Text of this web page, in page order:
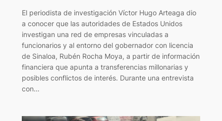
El periodista de investigación Víctor Hugo Arteaga dio
a conocer que las autoridades de Estados Unidos
investigan una red de empresas vinculadas a
funcionarios y al entorno del gobernador con licencia
de Sinaloa, Rubén Rocha Moya, a partir de información
financiera que apunta a transferencias millonarias y
posibles conflictos de interés. Durante una entrevista
con…